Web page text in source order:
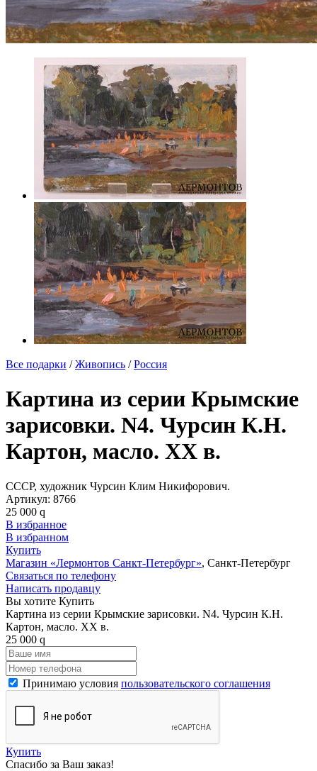
Все подарки /Живопись /Россия
Картина из серии Крымские
зарисовки. N4. Чурсин К.Н.
Картон, масло. XX в.
СССР, художник Чурсин Клим Никифорович.
Артикул: 8766
25 000 q
В избранное
В избранном
Купить
Магазин «Лермонтов Санкт-Петербург», Санкт-Петербург
Связаться по телефону
Написать продавцу
Вы хотите Купить
Картина из серии Крымские зарисовки. N4. Чурсин К.Н.
Картон, масло. XX в.
25 000 q
Принимаю условия пользовательского соглашения
Купить
Спасибо за Ваш заказ!